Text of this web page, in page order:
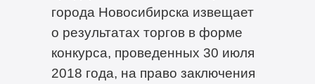
города Новосибирска извещает
о результатах торгов в форме
конкурса, проведенных 30 июля
2018 года, на право заключения